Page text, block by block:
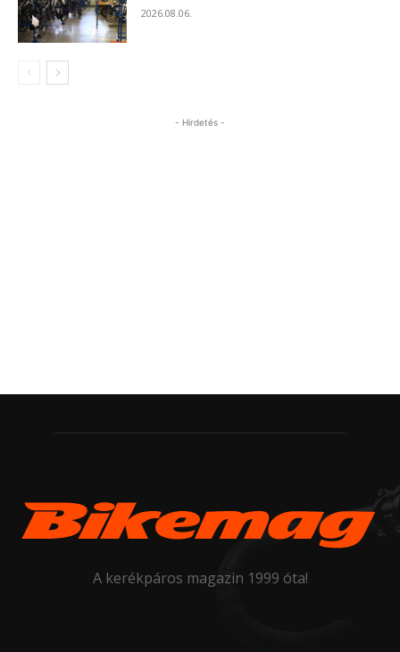
2026.08.06.
- Hirdetés -
A kerékpáros magazin 1999 óta!